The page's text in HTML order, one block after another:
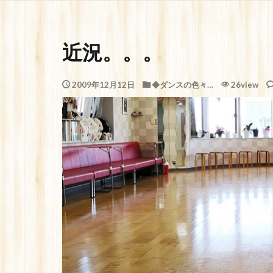
近況。。。
2009年12月12日 ◆ダンスの色々… 26view